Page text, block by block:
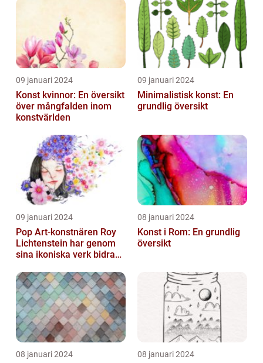
Utbildningsanstalter inom
09 januari 2024
Konst kvinnor: En översikt
över mångfalden inom
konstvärlden
09 januari 2024
Minimalistisk konst: En
grundlig översikt
09 januari 2024
Pop Art-konstnären Roy
Lichtenstein har genom
sina ikoniska verk bidragit
08 januari 2024
Konst i Rom: En grundlig
översikt
08 januari 2024 08 januari 2024